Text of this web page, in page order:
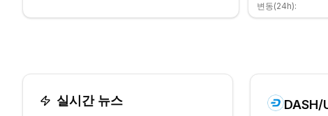
변동(24h):
실시간 뉴스 DASH/